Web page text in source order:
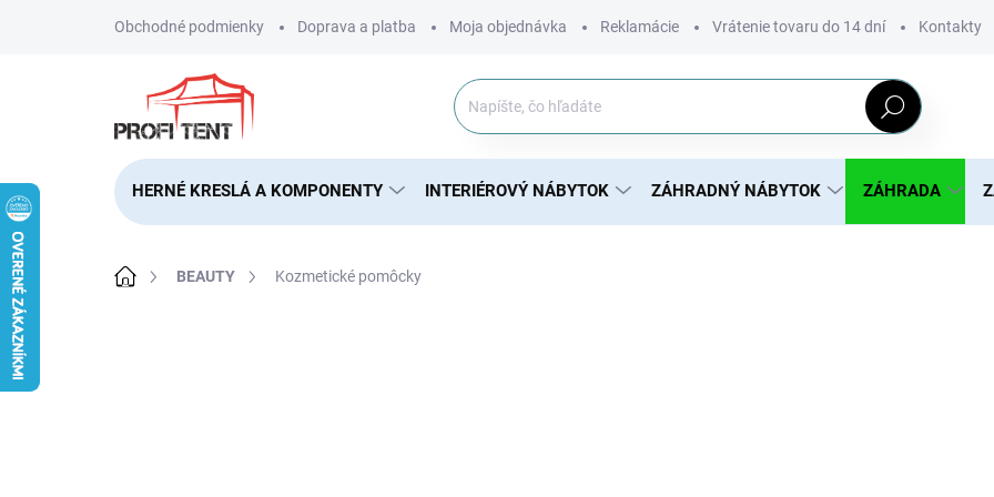
Obchodné podmienky Doprava a platba Moja objednávka Reklamácie Vrátenie tovaru do 14 dní Kontakty
Hľadať
HERNÉ KRESLÁ A KOMPONENTY INTERIÉROVÝ NÁBYTOK ZÁHRADNÝ NÁBYTOK ZÁHRADA
DomovBEAUTY Kozmetické pomôcky